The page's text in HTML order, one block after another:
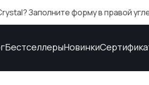
форму в правой угле!
БестселлерыНовинки